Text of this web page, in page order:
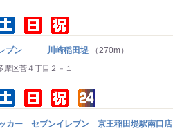
ブン 川崎稲田堤 （270m）
摩区菅４丁目２－１
カー セブンイレブン 京王稲田堤駅南口店